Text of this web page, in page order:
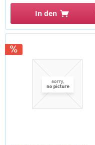
In den